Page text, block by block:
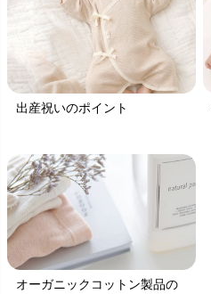
出産祝いのポイント
オーガニックコットン製品の